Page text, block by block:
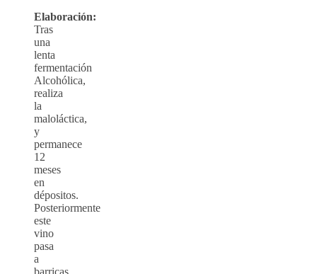
Elaboración:
Tras
una
lenta
fermentación
Alcohólica,
realiza
la
maloláctica,
y
permanece
12
meses
en
dépositos.
Posteriormente
este
vino
pasa
a